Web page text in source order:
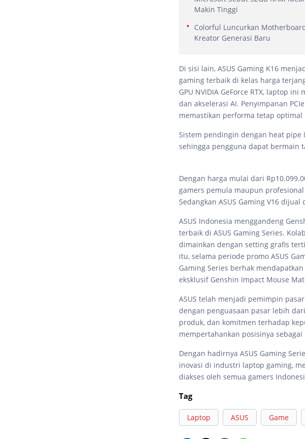
Makin Tinggi
Colorful Luncurkan
Kreator Generasi Baru
Di sisi lain, ASUS Gaming K16
gaming terbaik di kelas harga
GPU NVIDIA GeForce RTX, laptop
dan akselerasi AI. Penyimpanan
memastikan performa tetap
Sistem pendingin dengan heat pipe
sehingga pengguna dapat bermain
Dengan harga mulai dari
gamers pemula maupun
Sedangkan ASUS Gaming V16
ASUS Indonesia menggandeng
terbaik di ASUS Gaming Series.
dimainkan dengan setting grafis
itu, selama periode promo ASUS
Gaming Series berhak
eksklusif Genshin Impact Mouse
ASUS telah menjadi pemimpin
dengan penguasaan pasar lebih
produk, dan komitmen terhadap
mempertahankan posisinya
Dengan hadirnya ASUS Gaming
inovasi di industri laptop gaming,
diakses oleh semua gamers
Tag
Laptop ASUS Game